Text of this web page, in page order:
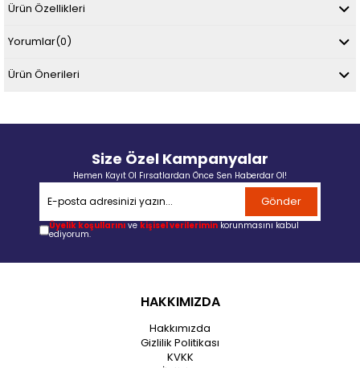
Ürün Özellikleri
Yorumlar(0)
Ürün Önerileri
Size Özel Kampanyalar
Hemen Kayıt Ol Fırsatlardan Önce Sen Haberdar Ol!
Gönder
Üyelik koşullarını ve kişisel verilerimin korunmasını kabul
ediyorum.
HAKKIMIZDA
Hakkımızda
Gizlilik Politikası
KVKK